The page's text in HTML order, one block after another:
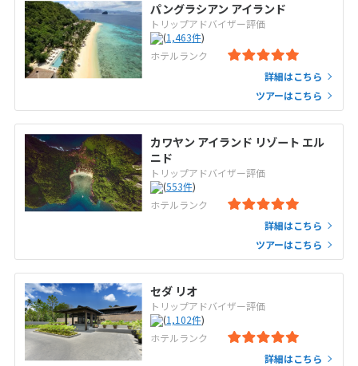
パングラシアン アイランド
トリップアドバイザー評価
(1,463件)
ホテルランク
詳細はこちら
ツアーはこちら
カワヤン アイランド リゾート エル
ニド
トリップアドバイザー評価
(553件)
ホテルランク
詳細はこちら
ツアーはこちら
セダ リオ
トリップアドバイザー評価
(1,102件)
ホテルランク
詳細はこちら